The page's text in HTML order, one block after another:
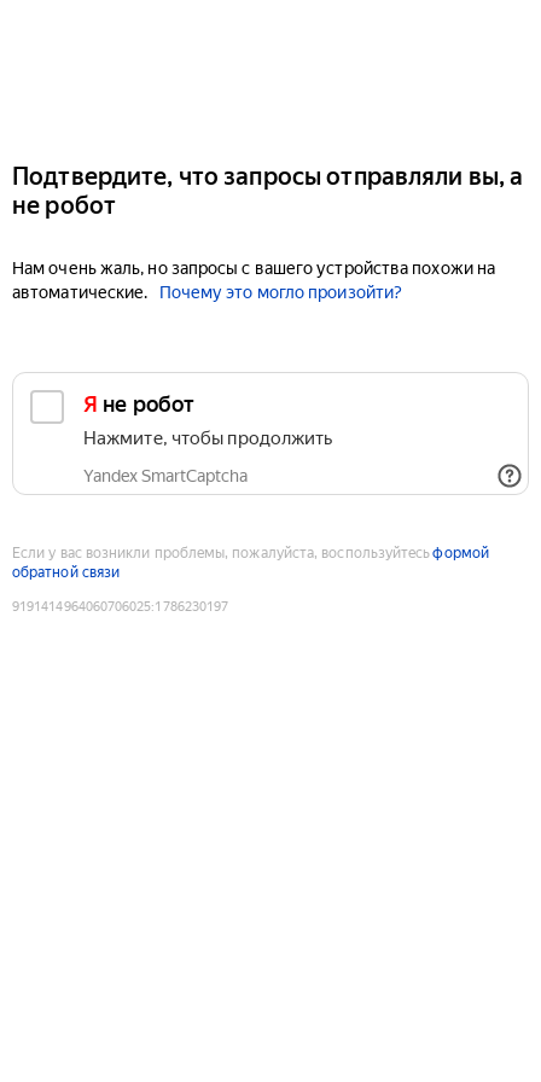
Подтвердите, что запросы отправляли вы, а
не робот
Нам очень жаль, но запросы с вашего устройства похожи на
автоматические.
Почему это могло произойти?
Я не робот
Нажмите, чтобы продолжить
Yandex SmartCaptcha
Если у вас возникли проблемы, пожалуйста, воспользуйтесьформой
обратной связи
9191414964060706025:1786230197